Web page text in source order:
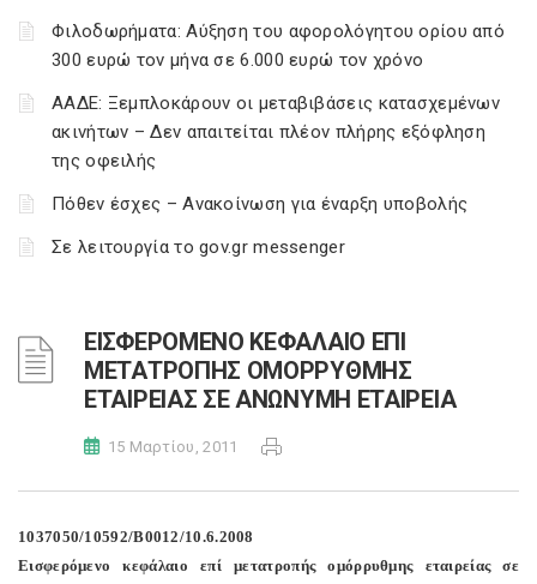
Φιλοδωρήματα: Αύξηση του αφορολόγητου ορίου από
300 ευρώ τον μήνα σε 6.000 ευρώ τον χρόνο
ΑΑΔΕ: Ξεμπλοκάρουν οι μεταβιβάσεις κατασχεμένων
ακινήτων – Δεν απαιτείται πλέον πλήρης εξόφληση
της οφειλής
Πόθεν έσχες – Ανακοίνωση για έναρξη υποβολής
Σε λειτουργία το gov.gr messenger
ΕΙΣΦΕΡΟΜΕΝΟ ΚΕΦΑΛΑΙΟ ΕΠΙ
ΜΕΤΑΤΡΟΠΗΣ ΟΜΟΡΡΥΘΜΗΣ
ΕΤΑΙΡΕΙΑΣ ΣΕ ΑΝΩΝΥΜΗ ΕΤΑΙΡΕΙΑ
15 Μαρτίου, 2011
1037050/10592/Β0012/10.6.2008
Εισφερόμενο κεφάλαιο επί μετατροπής ομόρρυθμης εταιρείας σε